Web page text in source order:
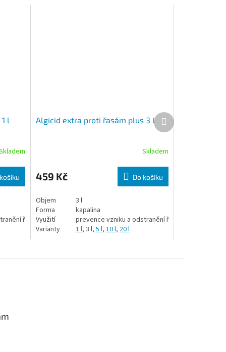
l
řas
Algicid extra proti řasám plus 3 l
Skladem
459 Kč Do košíku
Objem
3 l
Forma
kapalina
Využití
prevence vzniku a odstranění řas
Varianty
1 l, 3 l, 5 l, 10 l, 20 l
Další produkt